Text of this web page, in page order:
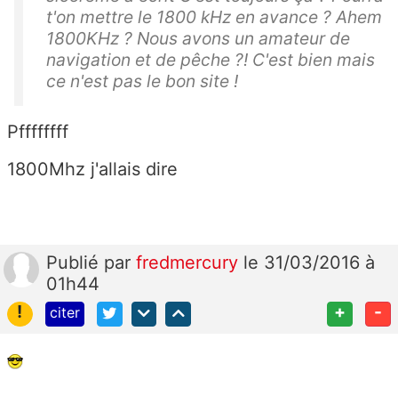
t'on mettre le 1800 kHz en avance ? Ahem
1800KHz ? Nous avons un amateur de
navigation et de pêche ?! C'est bien mais
ce n'est pas le bon site !
Pffffffff
1800Mhz j'allais dire
Publié par fredmercury le 31/03/2016 à
01h44
!
citer + -